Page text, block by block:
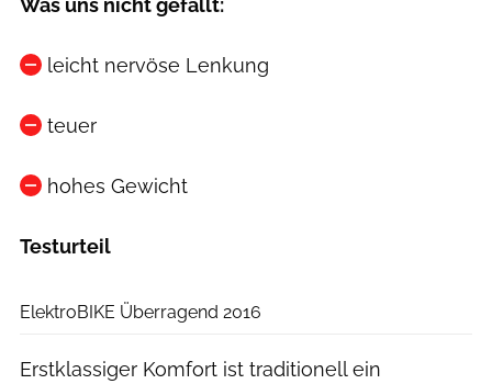
Was uns nicht gefällt:
leicht nervöse Lenkung
teuer
hohes Gewicht
Testurteil
ElektroBIKE Überragend 2016
Erstklassiger Komfort ist traditionell ein